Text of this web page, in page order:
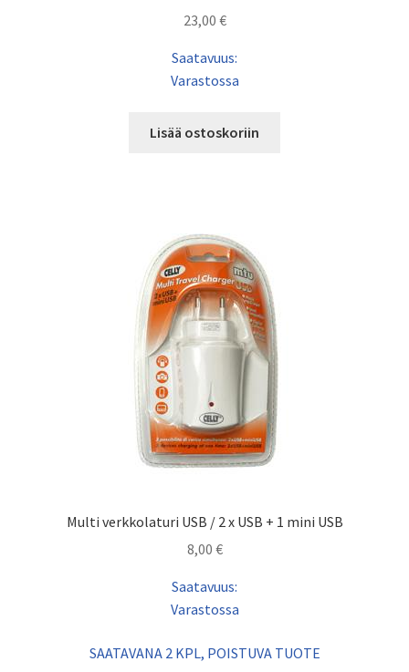
23,00 €
Saatavuus:
Varastossa
Lisää ostoskoriin
Multi verkkolaturi USB / 2 x USB + 1 mini USB
8,00 €
Saatavuus:
Varastossa
SAATAVANA 2 KPL, POISTUVA TUOTE